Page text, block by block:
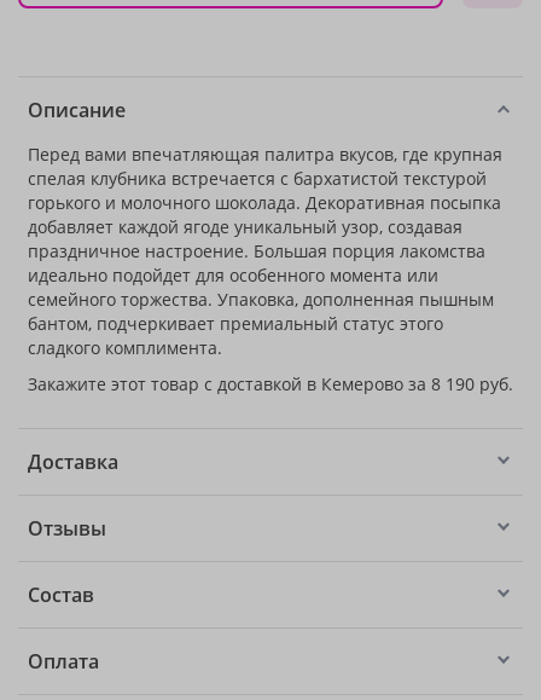
Описание
Перед вами впечатляющая палитра вкусов, где крупная
спелая клубника встречается с бархатистой текстурой
горького и молочного шоколада. Декоративная посыпка
добавляет каждой ягоде уникальный узор, создавая
праздничное настроение. Большая порция лакомства
идеально подойдет для особенного момента или
семейного торжества. Упаковка, дополненная пышным
бантом, подчеркивает премиальный статус этого
сладкого комплимента.
Закажите этот товар с доставкой в Кемерово за 8 190 руб.
Доставка
Отзывы
Состав
Оплата